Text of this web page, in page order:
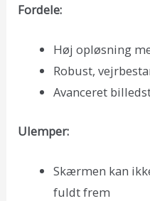
Fordele:
Høj opløsning
Robust,
Avanceret
Ulemper:
Skærmen kan
fuldt frem